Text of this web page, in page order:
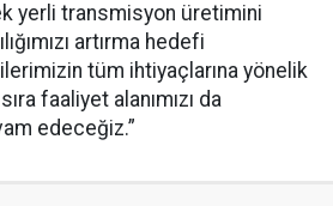
yerli transmisyon üretimini
artırma hedefi
tüm ihtiyaçlarına yönelik
faaliyet alanımızı da
edeceğiz.”